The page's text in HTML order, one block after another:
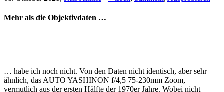
Mehr als die Objektivdaten …
… habe ich noch nicht. Von den Daten nicht identisch, aber sehr
ähnlich, das AUTO YASHINON f/4,5 75-230mm Zoom,
vermutlich aus der ersten Hälfte der 1970er Jahre. Wobei nicht